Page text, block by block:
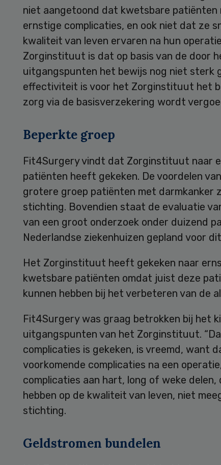
niet aangetoond dat kwetsbare patiënten
ernstige complicaties, en ook niet dat ze
kwaliteit van leven ervaren na hun
Zorginstituut is dat op basis van de door
uitgangspunten het bewijs nog niet sterk
effectiviteit is voor het Zorginstituut het
zorg via de basisverzekering wordt
Beperkte groep
Fit4Surgery vindt dat Zorginstituut naar
patiënten heeft gekeken. De voordelen
grotere groep patiënten met darmkanker
stichting. Bovendien staat de evaluatie
van een groot onderzoek onder duizend
Nederlandse ziekenhuizen gepland voor
Het Zorginstituut heeft gekeken naar
kwetsbare patiënten omdat juist deze
kunnen hebben bij het verbeteren van de
Fit4Surgery was graag betrokken bij het
uitgangspunten van het Zorginstituut.
complicaties is gekeken, is vreemd, want
voorkomende complicaties na een
complicaties aan hart, long of weke
hebben op de kwaliteit van leven, niet
stichting.
Geldstromen bundelen